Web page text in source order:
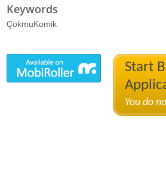
Keywords
ÇokmuKomik
Start
You do